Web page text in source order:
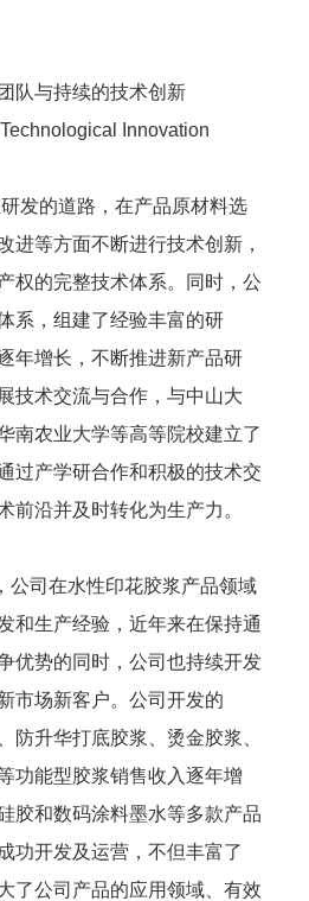
队与持续的技术创新
Innovation
发的道路，在产品原材料选
进等方面不断进行技术创新，
权的完整技术体系。同时，公
系，组建了经验丰富的研
年增长，不断推进新产品研
技术交流与合作，与中山大
南农业大学等高等院校建立了
过产学研合作和积极的技术交
前沿并及时转化为生产力。
司在水性印花胶浆产品领域
和生产经验，近年来在保持通
优势的同时，公司也持续开发
市场新客户。公司开发的
防升华打底胶浆、烫金胶浆、
功能型胶浆销售收入逐年增
胶和数码涂料墨水等多款产品
功开发及运营，不但丰富了
了公司产品的应用领域、有效